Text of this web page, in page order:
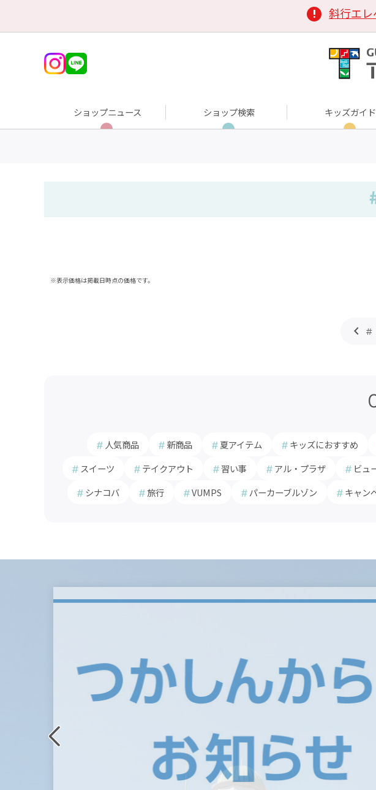
斜行エ
ショップニュース ショップ検索 キッズガイド
※表示価格は掲載日時点の価格です。
人気商品 新商品 夏アイテム キッズにおすすめ
スイーツ
テイクアウト 習い事 アル・プラザ ビュ
シナコバ
旅行 VUMPS パーカーブルゾン キャン